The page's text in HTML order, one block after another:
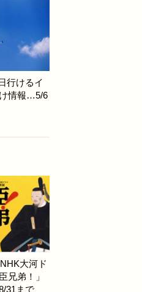
行けるイ
情報…5/6
大河ド
兄弟！」
31まで